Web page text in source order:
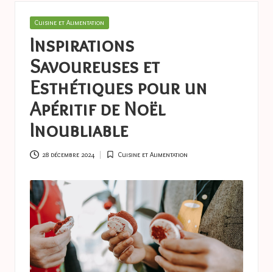
o
n
n
e
s
a
s
t
u
c
e
s
Posted
Cuisine et Alimentation
Inspirations
Savoureuses et
Esthétiques pour un
Apéritif de Noël
Inoubliable
28 décembre 2024
Posted
Cuisine et Alimentation